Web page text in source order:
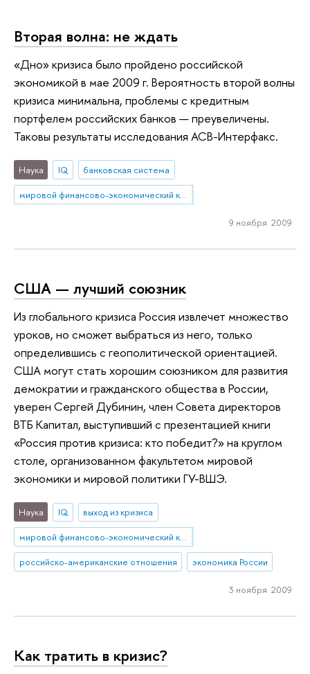
Вторая волна: не ждать
«Дно» кризиса было пройдено российской
экономикой в мае 2009 г. Вероятность второй волны
кризиса минимальна, проблемы с кредитным
портфелем российских банков — преувеличены.
Таковы результаты исследования АСВ-Интерфакс.
Наука IQ
банковская система
мировой финансово-экономический кризис
9 ноября 2009
США — лучший союзник
Из глобального кризиса Россия извлечет множество
уроков, но сможет выбраться из него, только
определившись с геополитической ориентацией.
США могут стать хорошим союзником для развития
демократии и гражданского общества в России,
уверен Сергей Дубинин, член Совета директоров
ВТБ Капитал, выступивший с презентацией книги
«Россия против кризиса: кто победит?» на круглом
столе, организованном факультетом мировой
экономики и мировой политики ГУ-ВШЭ.
Наука IQ
выход из кризиса
мировой финансово-экономический кризис
российско-американские отношения
экономика России
3 ноября 2009
Как тратить в кризис?